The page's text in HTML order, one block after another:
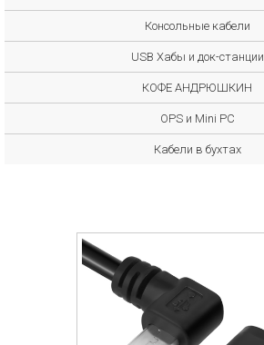
Консольные кабели
USB Хабы и док-станции
КОФЕ АНДРЮШКИН
OPS и Mini PC
Кабели в бухтах